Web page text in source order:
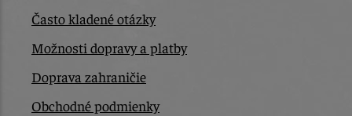
Často kladené otázky
Možnosti dopravy a platby
Doprava zahraničie
Obchodné podmienky